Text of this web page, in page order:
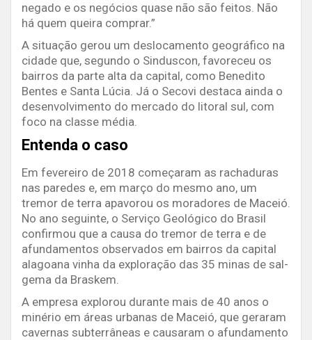
negado e os negócios quase não são feitos. Não
há quem queira comprar.”
A situação gerou um deslocamento geográfico na
cidade que, segundo o Sinduscon, favoreceu os
bairros da parte alta da capital, como Benedito
Bentes e Santa Lúcia. Já o Secovi destaca ainda o
desenvolvimento do mercado do litoral sul, com
foco na classe média.
Entenda o caso
Em fevereiro de 2018 começaram as rachaduras
nas paredes e, em março do mesmo ano, um
tremor de terra apavorou os moradores de Maceió.
No ano seguinte, o Serviço Geológico do Brasil
confirmou que a causa do tremor de terra e de
afundamentos observados em bairros da capital
alagoana vinha da exploração das 35 minas de sal-
gema da Braskem.
A empresa explorou durante mais de 40 anos o
minério em áreas urbanas de Maceió, que geraram
cavernas subterrâneas e causaram o afundamento